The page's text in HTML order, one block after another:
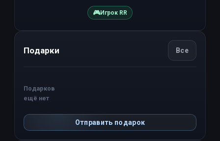
🎮Игрок RR
Подарки Все
Подарков
ещё нет
Отправить подарок